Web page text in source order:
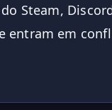
Steam,
entram em